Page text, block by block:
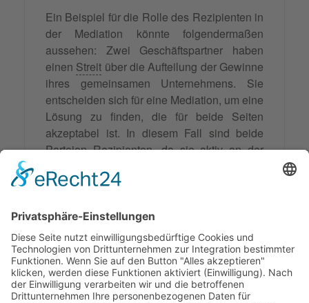
Ein Beispiel für die Rolle des Rezipienten in
der Mediation könnte folgendermaßen
aussehen: Zwei Geschäftspartner haben
einen Streit über die Aufteilung der Gewinne
ihres gemeinsamen Unternehmens. Sie
entscheiden sich für eine Mediation, um eine
Lösung zu finden, die für beide Seiten
akzeptabel ist. In diesem Fall sind beide
Parteien Rezipienten, da sie aktiv an der
Verantwortung für die Lösung ihres Konflikts
helfen, ihre Bedürfnisse und Interessen zu
kommunizieren und gemeinsam nach einer
Lösung zu suchen, die für beide Seiten
gerecht ist.